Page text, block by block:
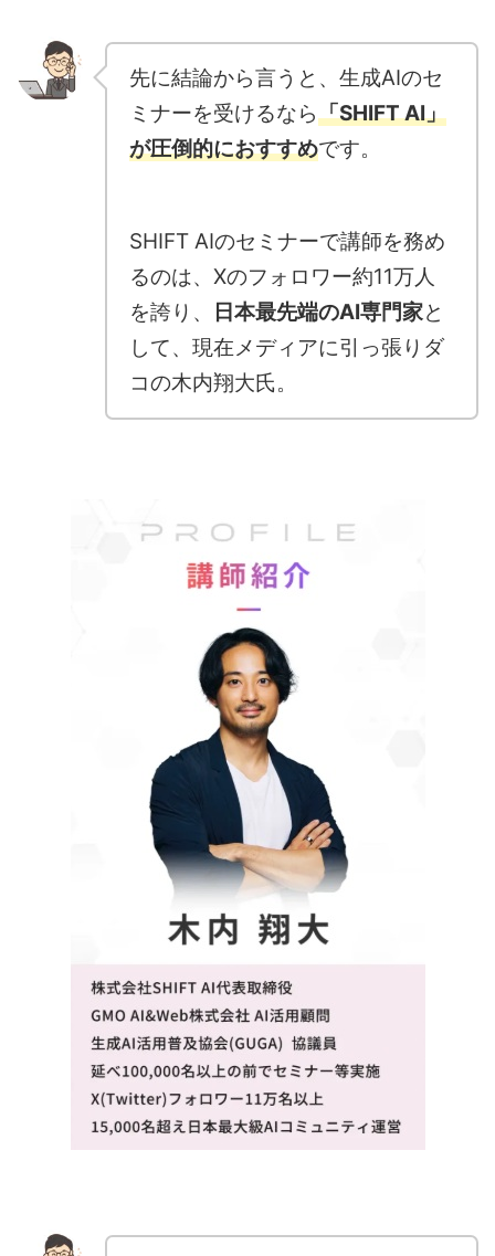
先に結論から言うと、生成AIのセ
ミナーを受けるなら「SHIFT AI」
が圧倒的におすすめです。
SHIFT AIのセミナーで講師を務め
るのは、Xのフォロワー約11万人
を誇り、
日本最先端のAI専門家と
して、現在メディアに引っ張りダ
コの木内翔大氏。